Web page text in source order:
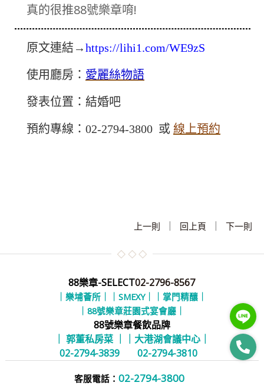
真的很推88號樂章唷!
原文連結→https://lihi1.com/WE9zS
使用廳房： 愛麗絲物語
發表位置：結婚吧
預約專線：02-2794-3800 或 線上預約
上一則 | 回上頁 | 下一則
88樂章-SELECT02-2796-8567
｜樂埔薈所｜ ｜SMEXY｜
｜掌門精釀｜
｜88號樂章莊園式宴會廳｜
88號樂章餐飲品牌
｜ 郭董私房菜 ｜
02-2794-3839
｜大港湖會議中心｜
02-2794-3810
客服電話：02-2794-3800